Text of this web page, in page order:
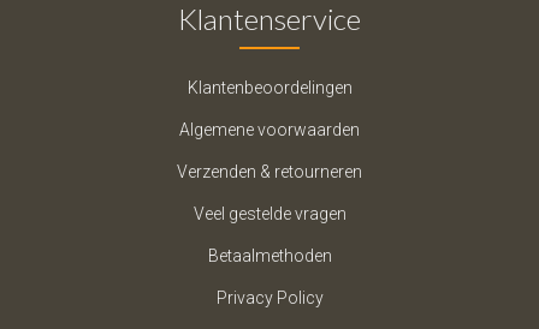
Klantenservice
Klantenbeoordelingen
Algemene voorwaarden
Verzenden & retourneren
Veel gestelde vragen
Betaalmethoden
Privacy Policy